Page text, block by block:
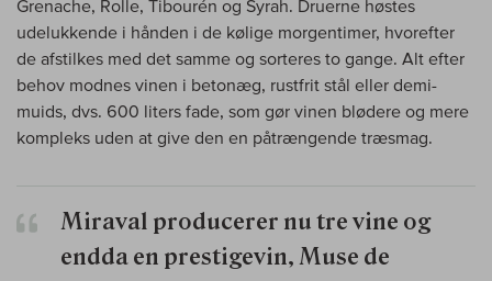
Grenache, Rolle, Tibourén og Syrah. Druerne høstes
udelukkende i hånden i de kølige morgentimer, hvorefter
de afstilkes med det samme og sorteres to gange. Alt efter
behov modnes vinen i betonæg, rustfrit stål eller demi-
muids, dvs. 600 liters fade, som gør vinen blødere og mere
kompleks uden at give den en påtrængende træsmag.
Miraval producerer nu tre vine og
endda en prestigevin, Muse de